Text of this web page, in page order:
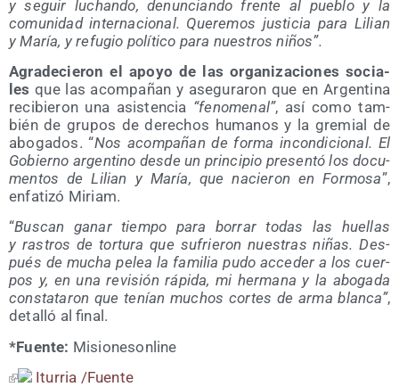
y seguir luchan­do, denun­cian­do fren­te al pue­blo y la
comu­ni­dad inter­na­cio­nal. Que­re­mos jus­ti­cia para Lilian
y María, y refu­gio polí­ti­co para nues­tros niños”.
Agra­de­cie­ron el apo­yo de las orga­ni­za­cio­nes socia­
les que las acom­pa­ñan y ase­gu­ra­ron que en Argen­ti­na
reci­bie­ron una asis­ten­cia “feno­me­nal”, así como tam­
bién de gru­pos de dere­chos huma­nos y la gre­mial de
abo­ga­dos. “Nos acom­pa­ñan de for­ma incon­di­cio­nal. El
Gobierno argen­tino des­de un prin­ci­pio pre­sen­tó los docu­
men­tos de Lilian y María, que nacie­ron en For­mo­sa”,
enfa­ti­zó Miriam.
“Bus­can ganar tiem­po para borrar todas las hue­llas
y ras­tros de tor­tu­ra que sufrie­ron nues­tras niñas. Des­
pués de mucha pelea la fami­lia pudo acce­der a los cuer­
pos y, en una revi­sión rápi­da, mi her­ma­na y la abo­ga­da
cons­ta­ta­ron que tenían muchos cor­tes de arma blan­ca”,
deta­lló al final.
*Fuen­te: Misio­ne­son­li­ne
Itu­rria /​Fuen­te